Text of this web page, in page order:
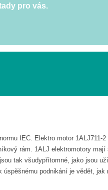
pro vás.
IEC. Elektro motor 1ALJ711-
rám. 1ALJ elektromotory
tak všudypřítomné, jako jsou
podnikání je vědět, jak